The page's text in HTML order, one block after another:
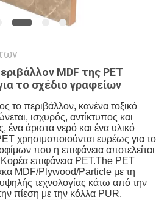
MDF της PET
το σχέδιο γραφείων
το περιβάλλον, κανένα τοξικό
ισχυρός, αντίκτυπος και
ένα άριστα νερό και ένα υλικό
χρησιμοποιούνται ευρέως για το
που η επιφάνεια αποτελείται
επιφάνεια PET.The PET
MDF/Plywood/Particle με τη
τεχνολογίας κάτω από την
πίεση με την κόλλα PUR.